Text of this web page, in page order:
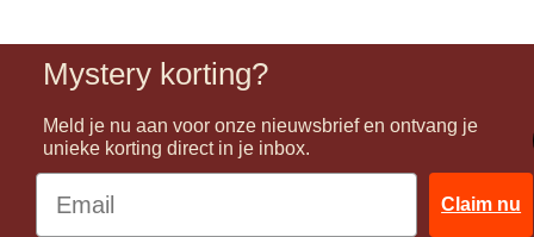
Mystery korting?
Meld je nu aan voor onze nieuwsbrief en ontvang je
unieke korting direct in je inbox.
Claim nu